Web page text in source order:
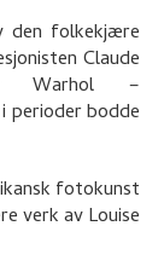
den folkekjære
Claude
Warhol –
perioder bodde
fotokunst
verk av Louise